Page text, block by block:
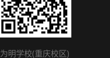
为明学校(重庆校区)